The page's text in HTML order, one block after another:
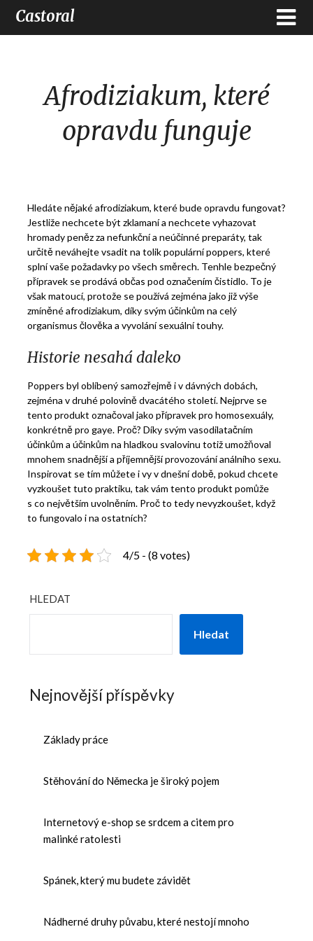
Castoral
Afrodiziakum, které
opravdu funguje
Hledáte nějaké afrodiziakum, které bude opravdu fungovat?
Jestliže nechcete být zklamaní a nechcete vyhazovat
hromady peněz za nefunkční a neúčinné preparáty, tak
určitě neváhejte vsadit na tolik populárnípoppers, které
splní vaše požadavky po všech směrech. Tenhle bezpečný
přípravek se prodává občas pod označením čistidlo. To je
však matoucí, protože se používá zejména jako již výše
zmíněné afrodiziakum, díky svým účinkům na celý
organismus člověka a vyvolání sexuální touhy.
Historie nesahá daleko
Poppers byl oblíbený samozřejmě i v dávných dobách,
zejména v druhé polovině dvacátého století. Nejprve se
tento produkt označoval jako přípravek pro homosexuály,
konkrétně pro gaye. Proč? Díky svým vasodilatačním
účinkům a účinkům na hladkou svalovinu totiž umožňoval
mnohem snadnější a příjemnější provozování análního sexu.
Inspirovat se tím můžete i vy v dnešní době, pokud chcete
vyzkoušet tuto praktiku, tak vám tento produkt pomůže
s co největším uvolněním. Proč to tedy nevyzkoušet, když
to fungovalo i na ostatních?
4/5 - (8 votes)
HLEDAT
Hledat
Nejnovější příspěvky
Základy práce
Stěhování do Německa je široký pojem
Internetový e-shop se srdcem a citem pro
malinké ratolesti
Spánek, který mu budete závidět
Nádherné druhy půvabu, které nestojí mnoho